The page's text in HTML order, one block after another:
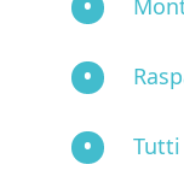
Tutti